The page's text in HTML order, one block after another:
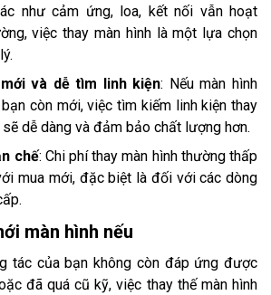
như cảm ứng, loa, kết nối vẫn hoạt
việc thay màn hình là một lựa chọn
và dễ tìm linh kiện: Nếu màn hình
còn mới, việc tìm kiếm linh kiện thay
sẽ dễ dàng và đảm bảo chất lượng hơn.
chế: Chi phí thay màn hình thường thấp
mua mới, đặc biệt là đối với các dòng
màn hình nếu
tác của bạn không còn đáp ứng được
đã quá cũ kỹ, việc thay thế màn hình